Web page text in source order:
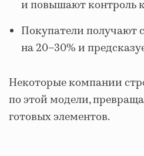
и повышают контроль
Покупатели получают
на 20–30% и
Некоторые компании
по этой модели,
готовых элементов.